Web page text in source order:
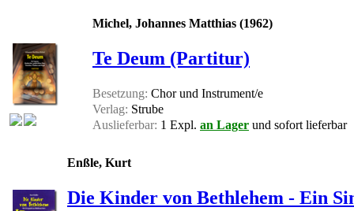
Michel, Johannes Matthias (1962)
Te Deum (Partitur)
Besetzung: Chor und Instrument/e
Verlag: Strube
Auslieferbar: 1 Expl. an Lager und sofort lieferbar
Enßle, Kurt
Die Kinder von Bethlehem - Ein